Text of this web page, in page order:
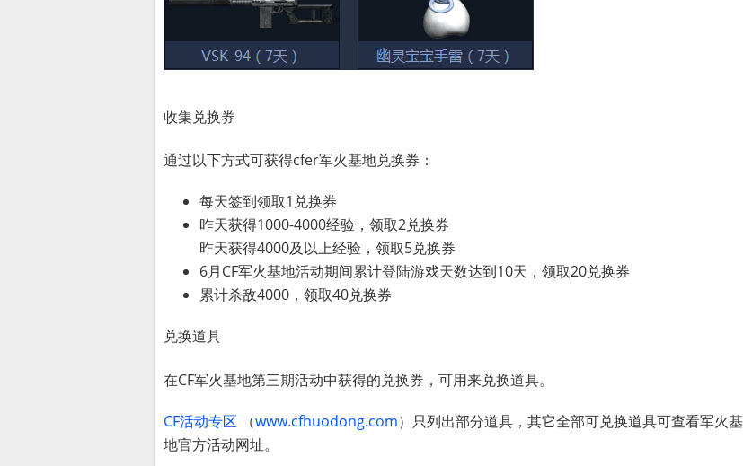
收集兑换券
通过以下方式可获得cfer军火基地兑换券：
每天签到领取1兑换券
昨天获得1000-4000经验，领取2兑换券
昨天获得4000及以上经验，领取5兑换券
6月CF军火基地活动期间累计登陆游戏天数达到10天，领取20兑换券
累计杀敌4000，领取40兑换券
兑换道具
在CF军火基地第三期活动中获得的兑换券，可用来兑换道具。
CF活动专区 （www.cfhuodong.com）只列出部分道具，其它全部可兑换道具可查看军火基
地官方活动网址。